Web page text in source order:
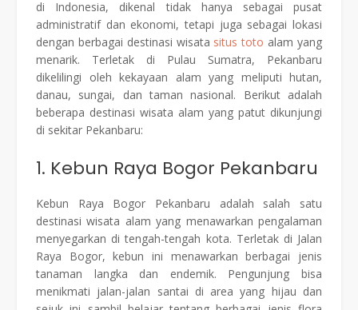
di Indonesia, dikenal tidak hanya sebagai pusat
administratif dan ekonomi, tetapi juga sebagai lokasi
dengan berbagai destinasi wisata situs toto alam yang
menarik. Terletak di Pulau Sumatra, Pekanbaru
dikelilingi oleh kekayaan alam yang meliputi hutan,
danau, sungai, dan taman nasional. Berikut adalah
beberapa destinasi wisata alam yang patut dikunjungi
di sekitar Pekanbaru:
1. Kebun Raya Bogor Pekanbaru
Kebun Raya Bogor Pekanbaru adalah salah satu
destinasi wisata alam yang menawarkan pengalaman
menyegarkan di tengah-tengah kota. Terletak di Jalan
Raya Bogor, kebun ini menawarkan berbagai jenis
tanaman langka dan endemik. Pengunjung bisa
menikmati jalan-jalan santai di area yang hijau dan